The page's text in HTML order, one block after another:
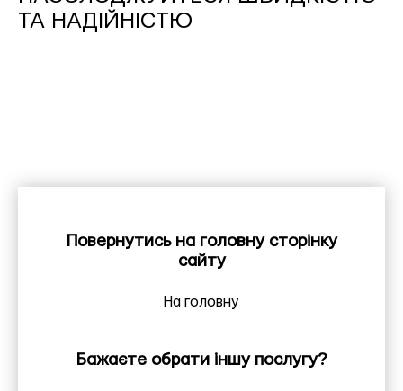
ТА НАДІЙНІСТЮ
Повернутись на головну сторінку
сайту
На головну
Бажаєте обрати іншу послугу?